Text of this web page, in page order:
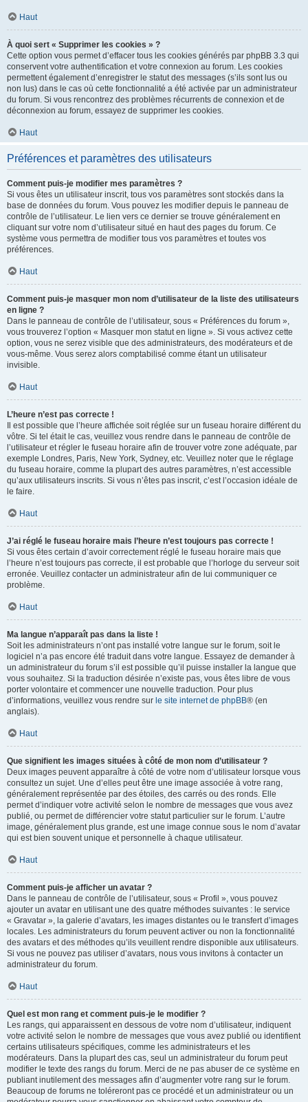
Haut
À quoi sert « Supprimer les cookies » ?
Cette option vous permet d’effacer tous les cookies générés par phpBB 3.3 qui
conservent votre authentification et votre connexion au forum. Les cookies
permettent également d’enregistrer le statut des messages (s’ils sont lus ou
non lus) dans le cas où cette fonctionnalité a été activée par un administrateur
du forum. Si vous rencontrez des problèmes récurrents de connexion et de
déconnexion au forum, essayez de supprimer les cookies.
Haut
Préférences et paramètres des utilisateurs
Comment puis-je modifier mes paramètres ?
Si vous êtes un utilisateur inscrit, tous vos paramètres sont stockés dans la
base de données du forum. Vous pouvez les modifier depuis le panneau de
contrôle de l’utilisateur. Le lien vers ce dernier se trouve généralement en
cliquant sur votre nom d’utilisateur situé en haut des pages du forum. Ce
système vous permettra de modifier tous vos paramètres et toutes vos
préférences.
Haut
Comment puis-je masquer mon nom d’utilisateur de la liste des utilisateurs
en ligne ?
Dans le panneau de contrôle de l’utilisateur, sous « Préférences du forum »,
vous trouverez l’option « Masquer mon statut en ligne ». Si vous activez cette
option, vous ne serez visible que des administrateurs, des modérateurs et de
vous-même. Vous serez alors comptabilisé comme étant un utilisateur
invisible.
Haut
L’heure n’est pas correcte !
Il est possible que l’heure affichée soit réglée sur un fuseau horaire différent du
vôtre. Si tel était le cas, veuillez vous rendre dans le panneau de contrôle de
l’utilisateur et régler le fuseau horaire afin de trouver votre zone adéquate, par
exemple Londres, Paris, New York, Sydney, etc. Veuillez noter que le réglage
du fuseau horaire, comme la plupart des autres paramètres, n’est accessible
qu’aux utilisateurs inscrits. Si vous n’êtes pas inscrit, c’est l’occasion idéale de
le faire.
Haut
J’ai réglé le fuseau horaire mais l’heure n’est toujours pas correcte !
Si vous êtes certain d’avoir correctement réglé le fuseau horaire mais que
l’heure n’est toujours pas correcte, il est probable que l’horloge du serveur soit
erronée. Veuillez contacter un administrateur afin de lui communiquer ce
problème.
Haut
Ma langue n’apparaît pas dans la liste !
Soit les administrateurs n’ont pas installé votre langue sur le forum, soit le
logiciel n’a pas encore été traduit dans votre langue. Essayez de demander à
un administrateur du forum s’il est possible qu’il puisse installer la langue que
vous souhaitez. Si la traduction désirée n’existe pas, vous êtes libre de vous
porter volontaire et commencer une nouvelle traduction. Pour plus
d’informations, veuillez vous rendre sur le site internet de phpBB® (en
anglais).
Haut
Que signifient les images situées à côté de mon nom d’utilisateur ?
Deux images peuvent apparaître à côté de votre nom d’utilisateur lorsque vous
consultez un sujet. Une d’elles peut être une image associée à votre rang,
généralement représentée par des étoiles, des carrés ou des ronds. Elle
permet d’indiquer votre activité selon le nombre de messages que vous avez
publié, ou permet de différencier votre statut particulier sur le forum. L’autre
image, généralement plus grande, est une image connue sous le nom d’avatar
qui est bien souvent unique et personnelle à chaque utilisateur.
Haut
Comment puis-je afficher un avatar ?
Dans le panneau de contrôle de l’utilisateur, sous « Profil », vous pouvez
ajouter un avatar en utilisant une des quatre méthodes suivantes : le service
« Gravatar », la galerie d’avatars, les images distantes ou le transfert d’images
locales. Les administrateurs du forum peuvent activer ou non la fonctionnalité
des avatars et des méthodes qu’ils veuillent rendre disponible aux utilisateurs.
Si vous ne pouvez pas utiliser d’avatars, nous vous invitons à contacter un
administrateur du forum.
Haut
Quel est mon rang et comment puis-je le modifier ?
Les rangs, qui apparaissent en dessous de votre nom d’utilisateur, indiquent
votre activité selon le nombre de messages que vous avez publié ou identifient
certains utilisateurs spécifiques, comme les administrateurs et les
modérateurs. Dans la plupart des cas, seul un administrateur du forum peut
modifier le texte des rangs du forum. Merci de ne pas abuser de ce système en
publiant inutilement des messages afin d’augmenter votre rang sur le forum.
Beaucoup de forums ne toléreront pas ce procédé et un administrateur ou un